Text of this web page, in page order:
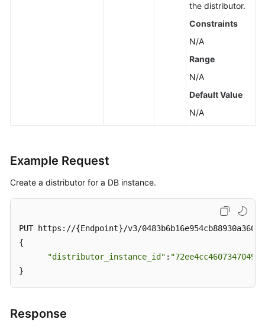
the distributor.
Constraints
N/A
Range
N/A
Default Value
N/A
Example Request
Create a distributor for a DB instance.
PUT https://{Endpoint}/v3/
{
"distributor_instance_id" :
}
Response